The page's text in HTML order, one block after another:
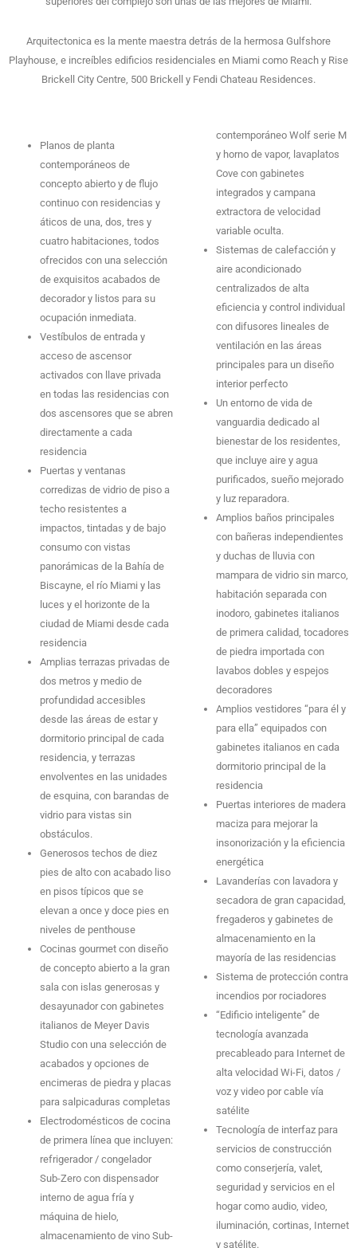
Arquitectonica es la mente maestra detrás de la hermosa Gulfshore
Playhouse, e increíbles edificios residenciales en Miami como Reach y Rise
Brickell City Centre, 500 Brickell y Fendi Chateau Residences.
Planos de planta
contemporáneos de
concepto abierto y de flujo
continuo con residencias y
áticos de una, dos, tres y
cuatro habitaciones, todos
ofrecidos con una selección
de exquisitos acabados de
decorador y listos para su
ocupación inmediata.
Vestíbulos de entrada y
acceso de ascensor
activados con llave privada
en todas las residencias con
dos ascensores que se abren
directamente a cada
residencia
Puertas y ventanas
corredizas de vidrio de piso a
techo resistentes a
impactos, tintadas y de bajo
consumo con vistas
panorámicas de la Bahía de
Biscayne, el río Miami y las
luces y el horizonte de la
ciudad de Miami desde cada
residencia
Amplias terrazas privadas de
dos metros y medio de
profundidad accesibles
desde las áreas de estar y
dormitorio principal de cada
residencia, y terrazas
envolventes en las unidades
de esquina, con barandas de
vidrio para vistas sin
obstáculos.
Generosos techos de diez
pies de alto con acabado liso
en pisos típicos que se
elevan a once y doce pies en
niveles de penthouse
Cocinas gourmet con diseño
de concepto abierto a la gran
sala con islas generosas y
desayunador con gabinetes
italianos de Meyer Davis
Studio con una selección de
acabados y opciones de
encimeras de piedra y placas
para salpicaduras completas
Electrodomésticos de cocina
de primera línea que incluyen:
refrigerador / congelador
Sub-Zero con dispensador
interno de agua fría y
máquina de hielo,
almacenamiento de vino Sub-
contemporáneo Wolf serie M
y horno de vapor, lavaplatos
Cove con gabinetes
integrados y campana
extractora de velocidad
variable oculta.
Sistemas de calefacción y
aire acondicionado
centralizados de alta
eficiencia y control individual
con difusores lineales de
ventilación en las áreas
principales para un diseño
interior perfecto
Un entorno de vida de
vanguardia dedicado al
bienestar de los residentes,
que incluye aire y agua
purificados, sueño mejorado
y luz reparadora.
Amplios baños principales
con bañeras independientes
y duchas de lluvia con
mampara de vidrio sin marco,
habitación separada con
inodoro, gabinetes italianos
de primera calidad, tocadores
de piedra importada con
lavabos dobles y espejos
decoradores
Amplios vestidores “para él y
para ella” equipados con
gabinetes italianos en cada
dormitorio principal de la
residencia
Puertas interiores de madera
maciza para mejorar la
insonorización y la eficiencia
energética
Lavanderías con lavadora y
secadora de gran capacidad,
fregaderos y gabinetes de
almacenamiento en la
mayoría de las residencias
Sistema de protección contra
incendios por rociadores
“Edificio inteligente” de
tecnología avanzada
precableado para Internet de
alta velocidad Wi-Fi, datos /
voz y video por cable vía
satélite
Tecnología de interfaz para
servicios de construcción
como conserjería, valet,
seguridad y servicios en el
hogar como audio, video,
iluminación, cortinas, Internet
y satélite.